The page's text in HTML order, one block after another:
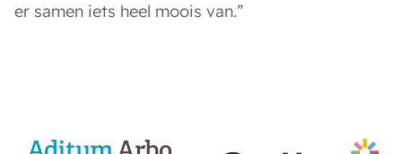
er samen iets heel moois van.”